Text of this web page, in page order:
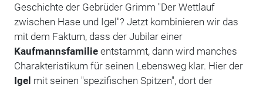
Geschichte der Gebrüder Grimm "Der Wettlauf
zwischen Hase und Igel"? Jetzt kombinieren wir das
mit dem Faktum, dass der Jubilar einer
Kaufmannsfamilieentstammt, dann wird manches
Charakteristikum für seinen Lebensweg klar. Hier der
Igel mit seinen "spezifischen Spitzen", dort der